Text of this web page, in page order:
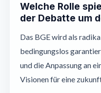
Welche Rolle
der Debatte um
Das BGE wird als
bedingungslos
und die Anpassung an
Visionen für eine